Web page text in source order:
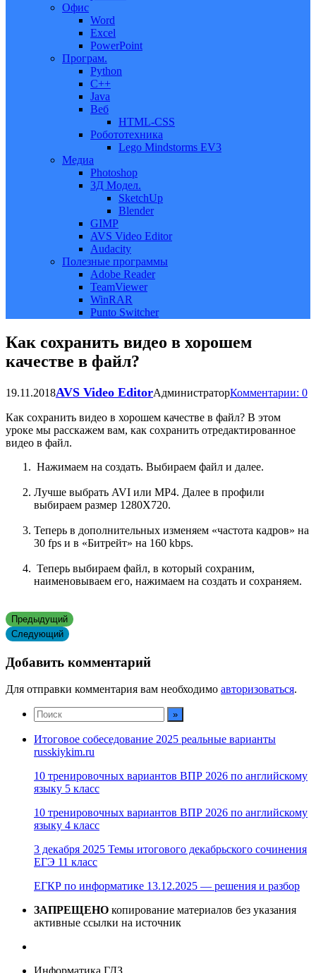
Офис
Word
Excel
PowerPoint
Програм.
Python
C++
Java
Веб
HTML-CSS
Робототехника
Lego Mindstorms EV3
Медиа
Photoshop
3Д Модел.
SketchUp
Blender
GIMP
AVS Video Editor
Audacity
Полезные программы
Adobe Reader
TeamViewer
WinRAR
Punto Switcher
Как сохранить видео в хорошем
качестве в файл?
19.11.2018AVS Video EditorАдминистраторКомментарии: 0
Как сохранить видео в хорошем качестве в файл? В этом
уроке мы расскажем вам, как сохранить отредактированное
видео в файл.
Нажимаем на создать. Выбираем файл и далее.
Лучше выбрать AVI или MP4. Далее в профили
выбираем размер 1280Х720.
Теперь в дополнительных изменяем «частота кадров» на
30 fps и в «Битрейт» на 160 kbps.
Теперь выбираем файл, в который сохраним,
наименовываем его, нажимаем на создать и сохраняем.
Предыдущий
Следующий
Добавить комментарий
Для отправки комментария вам необходимо авторизоваться.
Итоговое собеседование 2025 реальные варианты
russkiykim.ru
10 тренировочных вариантов ВПР 2026 по английскому
языку 5 класс
10 тренировочных вариантов ВПР 2026 по английскому
языку 4 класс
3 декабря 2025 Темы итогового декабрьского сочинения
ЕГЭ 11 класс
ЕГКР по информатике 13.12.2025 — решения и разбор
ЗАПРЕЩЕНО копирование материалов без указания
активные ссылки на источник